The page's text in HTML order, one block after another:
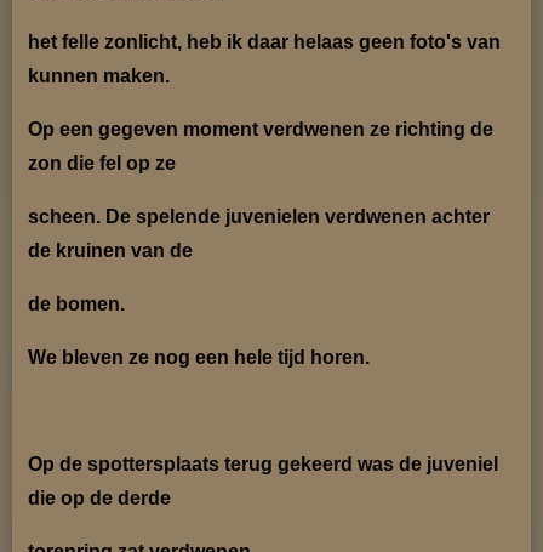
het felle zonlicht, heb ik daar helaas geen foto's van
kunnen maken.
Op een gegeven moment verdwenen ze richting de
zon die fel op ze
scheen. De spelende juvenielen verdwenen achter
de kruinen van de
de bomen.
We bleven ze nog een hele tijd horen.
Op de spottersplaats terug gekeerd was de juveniel
die op de derde